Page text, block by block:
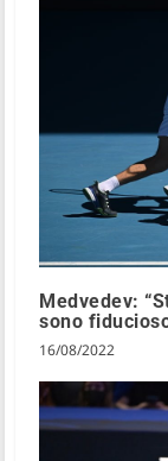
Medvedev:
sono
16/08/2022